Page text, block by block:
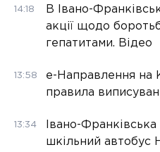
14:18
В Івано-
акції щодо
гепатитами. Відео
13:58
е-Направлення на
правила
13:34
Івано-
шкільний автобус